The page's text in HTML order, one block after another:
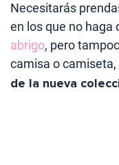
Necesitarás
en los que no haga
abrigo, pero
camisa o
de la nueva